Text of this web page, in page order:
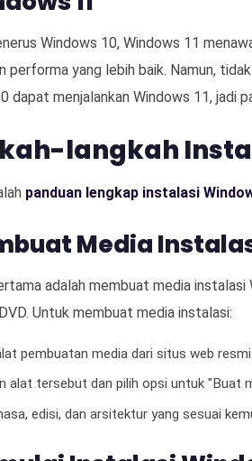
Windows 10, Windows 11
performa yang lebih baik. Namun,
dapat menjalankan Windows 11, jadi
langkah
panduan lengkap instalasi
Media
adalah membuat media instalasi
Untuk membuat media instalasi:
pembuatan media dari situs web
alat tersebut dan pilih opsi untuk "Buat
edisi, dan arsitektur yang sesuai